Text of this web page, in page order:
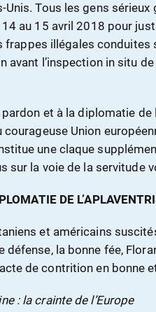
Tous les gens sérieux
au 15 avril 2018 pour
illégales conduites
l’inspection in situ de
et à la diplomatie de
Union
une claque
sur la voie de la servitude
DE
et américains
la bonne fée,
de contrition en bonne
: la crainte de l’Europe